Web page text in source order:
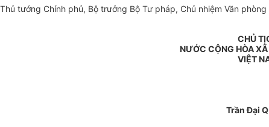
Thủ tướng Chính phủ, Bộ trưởng Bộ Tư pháp, Chủ nhiệm Văn
CHỦ
NƯỚC CỘNG HÒA
VIỆT
Trần Đại